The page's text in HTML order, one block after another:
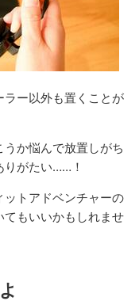
ー以外も置くことが
か悩んで放置しがち
りがたい……！
トアドベンチャーの
てもいいかもしれませ